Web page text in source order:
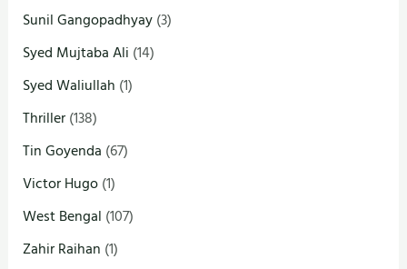
Sunil Gangopadhyay(3)
Syed Mujtaba Ali (14)
Syed Waliullah (1)
Thriller(138)
Tin Goyenda (67)
Victor Hugo(1)
West Bengal (107)
Zahir Raihan (1)